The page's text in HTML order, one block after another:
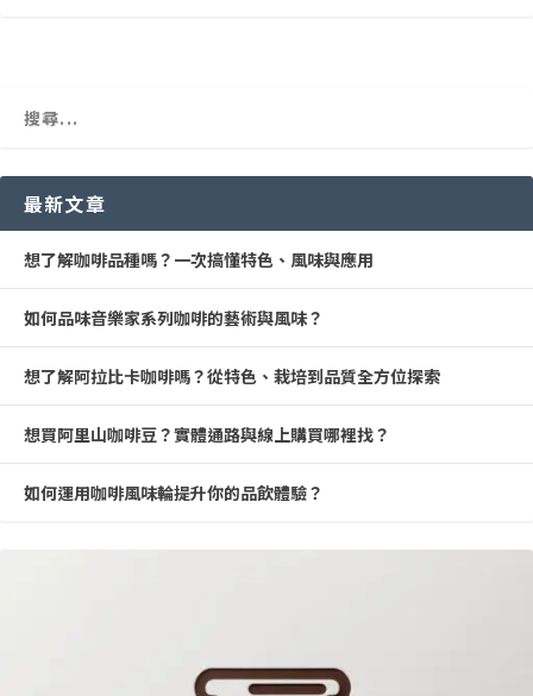
最新文章
想了解咖啡品種嗎？一次搞懂特色、風味與應用
如何品味音樂家系列咖啡的藝術與風味？
想了解阿拉比卡咖啡嗎？從特色、栽培到品質全方位探索
想買阿里山咖啡豆？實體通路與線上購買哪裡找？
如何運用咖啡風味輪提升你的品飲體驗？